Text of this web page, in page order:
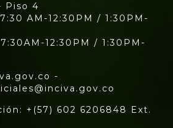
Piso 4
AM-12:30PM / 1:30PM-
12:30PM / 1:30PM-
-
+(57) 602 6206848 Ext.